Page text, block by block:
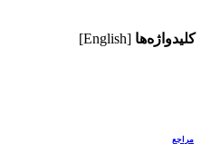
کلیدواژه‌ها [English]
مراجع